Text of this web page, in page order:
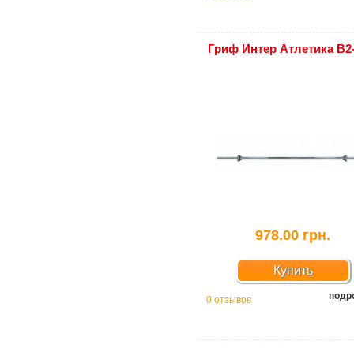
Гриф Интер Атлетика
978.00 грн.
Купить
0 отзывов